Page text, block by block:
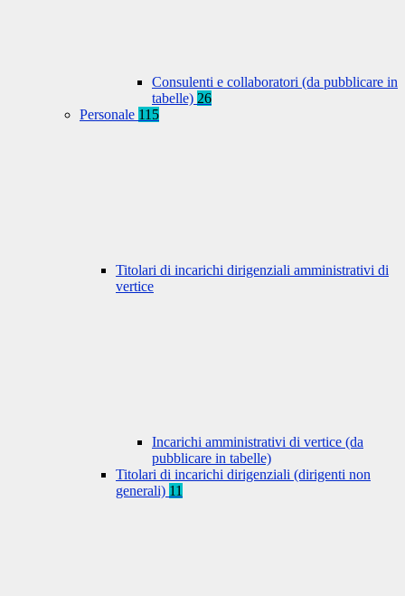
Consulenti e collaboratori (da pubblicare in
tabelle) 26
Personale 115
Titolari di incarichi dirigenziali amministrativi di
vertice
Incarichi amministrativi di vertice (da
pubblicare in tabelle)
Titolari di incarichi dirigenziali (dirigenti non
generali) 11